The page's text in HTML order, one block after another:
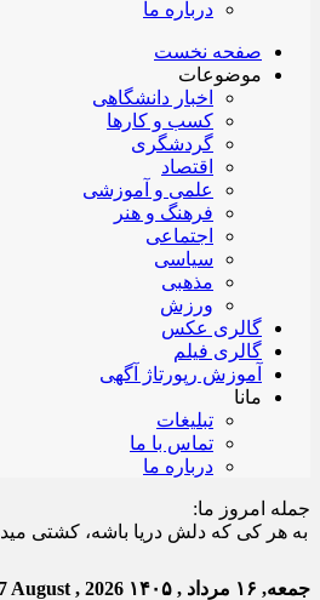
درباره ما
صفحه نخست
موضوعات
اخبار دانشگاهی
کسب و کارها
گردشگری
اقتصاد
علمی و آموزشی
فرهنگ و هنر
اجتماعی
سیاسی
مذهبی
ورزش
گالری عکس
گالری فیلم
آموزش رپورتاژ آگهی
مانا
تبلیغات
تماس با ما
درباره ما
جمله امروز ما:
کی که دلش دریا باشه، کشتی میده.
جمعه, ۱۶ مرداد , ۱۴۰۵ August , 2026